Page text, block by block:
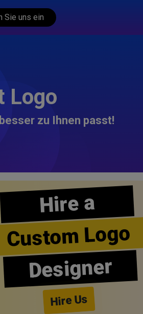
Sie uns ein
Logo
zu Ihnen passt!
Hire a
Custom Logo
Designer
Hire Us